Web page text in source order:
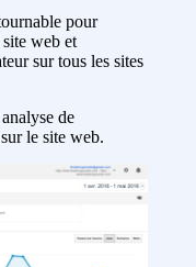
pour
site web et
sur tous les sites
de
le site web.